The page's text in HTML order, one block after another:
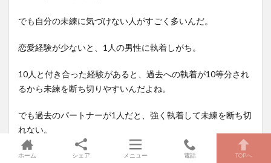
でも自分の未練に気づけない人がすごく多いんだ。
恋愛経験が少ないと、1人の男性に執着しがち。
10人と付き合った経験があると、過去への執着が10等分され
るから未練を断ち切りやすいんだよね。
でも過去のパートナーが1人だと、強く執着して未練を断ち切
れない。
あとは性格的に踏ん切りをつけるのが苦手な人も、過去にい
ホーム シェア メニュー 電話 TOPへ